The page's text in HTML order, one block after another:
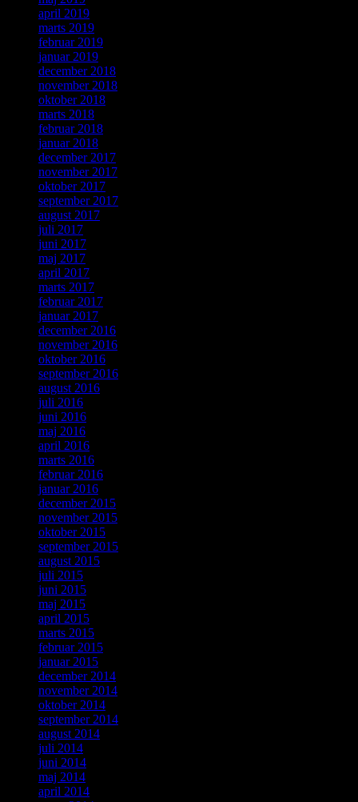
april 2019
marts 2019
februar 2019
januar 2019
december 2018
november 2018
oktober 2018
marts 2018
februar 2018
januar 2018
december 2017
november 2017
oktober 2017
september 2017
august 2017
juli 2017
juni 2017
maj 2017
april 2017
marts 2017
februar 2017
januar 2017
december 2016
november 2016
oktober 2016
september 2016
august 2016
juli 2016
juni 2016
maj 2016
april 2016
marts 2016
februar 2016
januar 2016
december 2015
november 2015
oktober 2015
september 2015
august 2015
juli 2015
juni 2015
maj 2015
april 2015
marts 2015
februar 2015
januar 2015
december 2014
november 2014
oktober 2014
september 2014
august 2014
juli 2014
juni 2014
maj 2014
april 2014